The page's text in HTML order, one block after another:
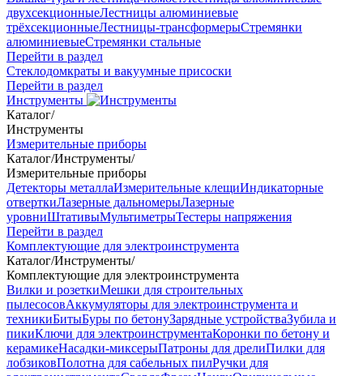
двухсекционныеЛестницы алюминиевые
трёхсекционныеЛестницы-трансформерыСтремянки
алюминиевыеСтремянки стальные
Перейти в раздел
Стеклодомкраты и вакуумные присоски
Перейти в раздел
Инструменты
Каталог/
Инструменты
Измерительные приборы
Каталог/Инструменты/
Измерительные приборы
Детекторы металлаИзмерительные клещиИндикаторные
отверткиЛазерные дальномерыЛазерные
уровниШтативыМультиметрыТестеры напряжения
Перейти в раздел
Комплектующие для электроинструмента
Каталог/Инструменты/
Комплектующие для электроинструмента
Вилки и розеткиМешки для строительных
пылесосовАккумуляторы для электроинструмента и
техникиБитыБуры по бетонуЗарядные устройстваЗубила и
пикиКлючи для электроинструментаКоронки по бетону и
керамикеНасадки-миксерыПатроны для дрелиПилки для
лобзиковПолотна для сабельных пилРучки для